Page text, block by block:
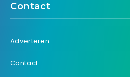
Contact
Adverteren
Contact